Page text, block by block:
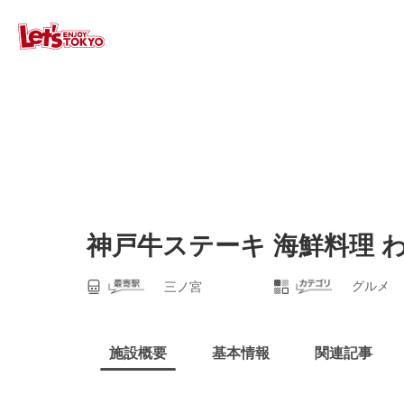
神戸牛ステーキ 海鮮料理
三ノ宮 グルメ
施設概要 基本情報 関連記事